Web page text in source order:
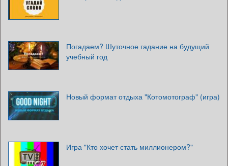
Погадаем? Шуточное гадание на будущий
учебный год
Новый формат отдыха "Котомотограф" (игра)
Игра "Кто хочет стать миллионером?"